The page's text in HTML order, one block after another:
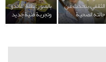
الثقفي، يتحدث عن
حالته الصحية
بالصور:بطلة "غاندو"
وتجربة فنية جديد